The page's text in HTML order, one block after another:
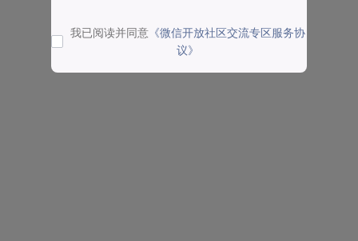
我已阅读并同意 《微信开放社区交流专区服务协
议》